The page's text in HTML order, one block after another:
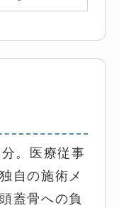
。医療従事
自の施術メ
蓋骨への負